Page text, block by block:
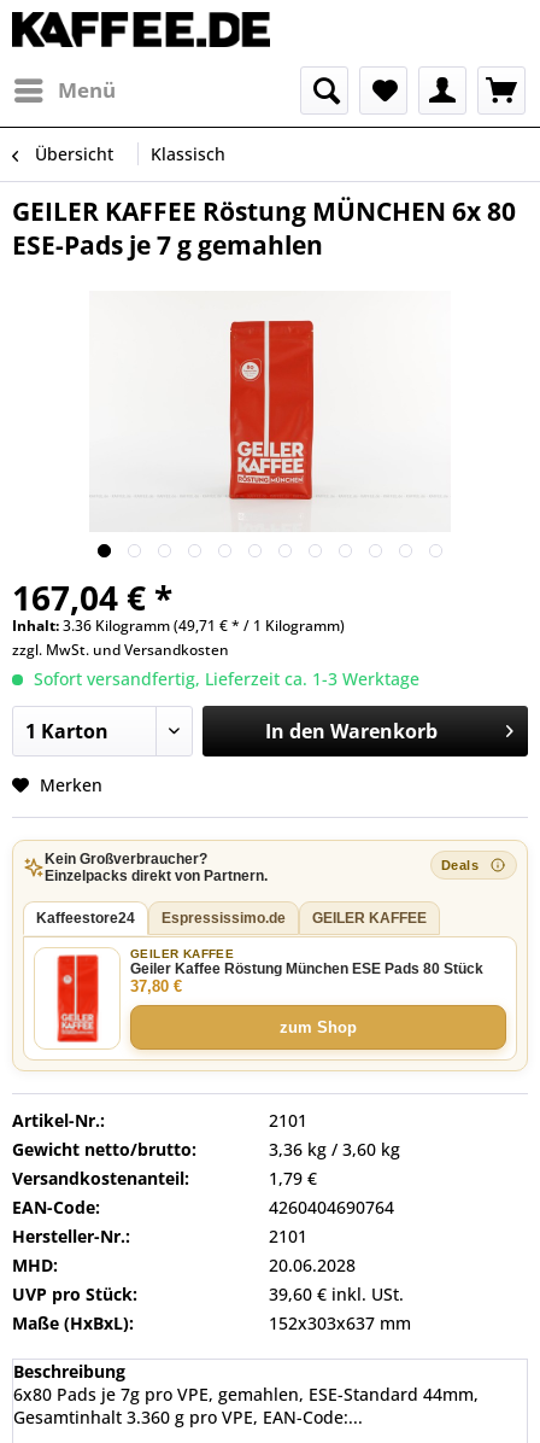
Menü
Übersicht Klassisch
GEILER KAFFEE Röstung MÜNCHEN 6x 80
ESE-Pads je 7 g gemahlen
167,04 € *
Inhalt:3.36 Kilogramm (49,71 € * / 1 Kilogramm)
zzgl. MwSt. undVersandkosten
Sofort versandfertig, Lieferzeit ca. 1-3 Werktage
In den Warenkorb
Merken
Kein Großverbraucher?
Einzelpacks direkt von Partnern.
Kaffeestore24 Espressissimo.de GEILER KAFFEE
GEILER KAFFEE
Geiler Kaffee Röstung München ESE Pads 80 Stück
37,80 €
zum Shop
Artikel-Nr.:
2101
Gewicht netto/brutto:
3,36 kg / 3,60 kg
Versandkostenanteil:
1,79 €
EAN-Code:
4260404690764
Hersteller-Nr.:
2101
MHD:
20.06.2028
UVP pro Stück:
39,60 € inkl. USt.
Maße (HxBxL):
152x303x637 mm
Beschreibung
6x80 Pads je 7g pro VPE, gemahlen, ESE-Standard 44mm,
Gesamtinhalt 3.360 g pro VPE, EAN-Code:...